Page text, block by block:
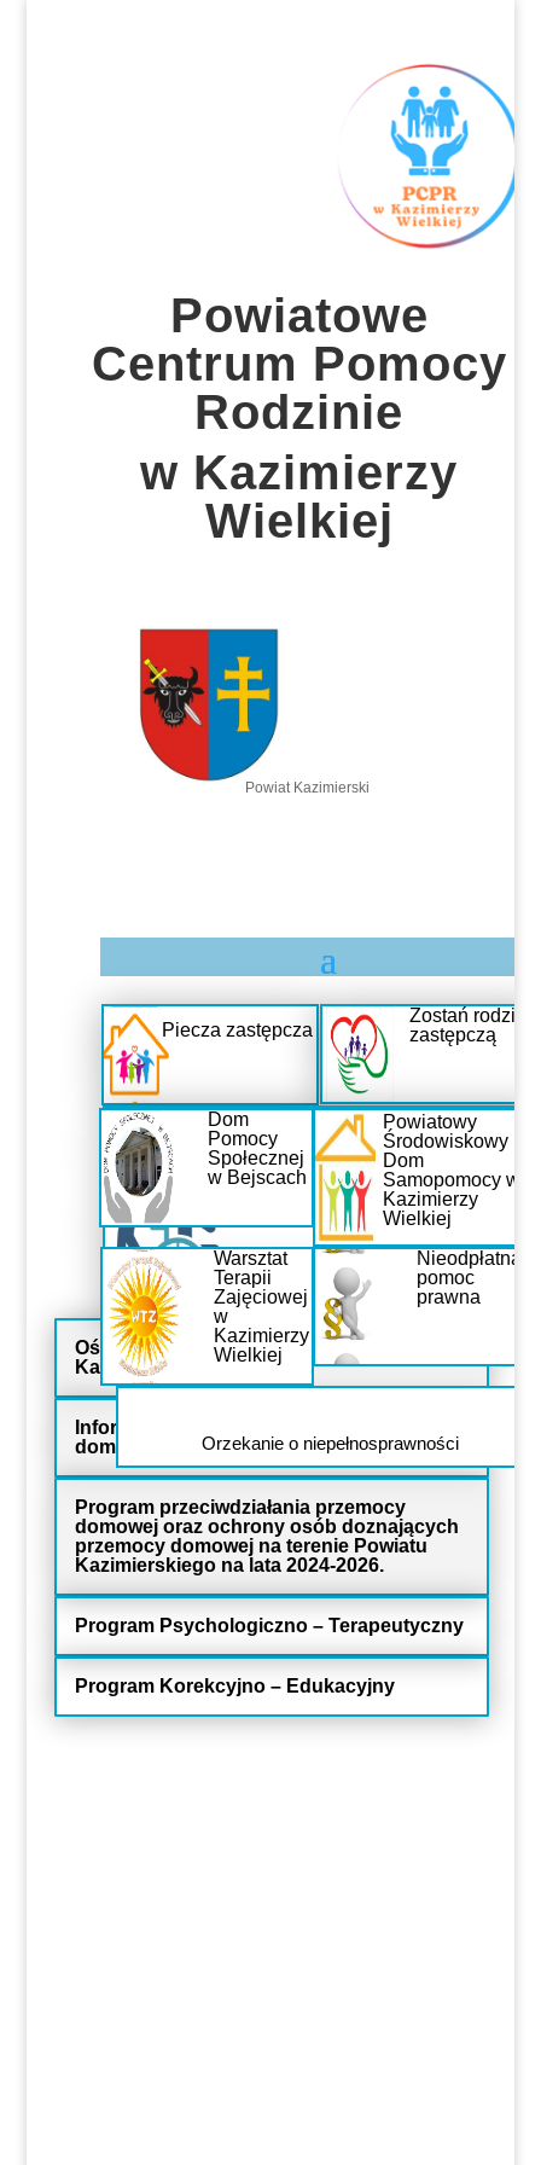
Powiatowe
Centrum Pomocy
Rodzinie
w Kazimierzy
Wielkiej
Powiat Kazimierski
Piecza zastępcza
Zostań rodziną
zastępczą
Osoby usamodzielniane
Osoby z niepełnosprawnością
Przeciwdziałanie przemocy domowej,
osoby w kryzysie
Dom
Pomocy
Społecznej
w Bejscach
Powiatowy
Środowiskowy
Dom
Samopomocy w
Kazimierzy
Wielkiej
Warsztat
Terapii
Zajęciowej
w
Kazimierzy
Wielkiej
Nieodpłatna
pomoc
prawna
Orzekanie o niepełnosprawności
Ośrodek Interwencji Kryzysowej w
Kazimierzy Wielkiej
Informator dla osób dotkniętych przemocą
domową
Program przeciwdziałania przemocy
domowej oraz ochrony osób doznających
przemocy domowej na terenie Powiatu
Kazimierskiego na lata 2024-2026.
Program Psychologiczno – Terapeutyczny
Program Korekcyjno – Edukacyjny